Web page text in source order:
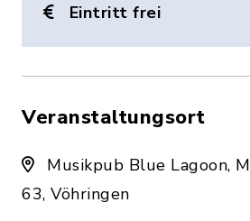
Eintritt frei
Veranstaltungsort
Musikpub Blue Lagoon,
63, Vöhringen